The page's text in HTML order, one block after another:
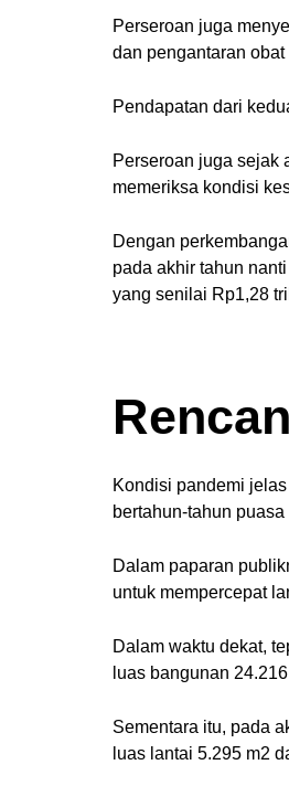
Perseroan juga
dan pengantaran
Pendapatan dari
Perseroan juga sejak
memeriksa kondisi
Dengan
pada akhir tahun
yang senilai Rp1,28
Kondisi pandemi
bertahun-tahun
Dalam paparan
untuk mempercepat
Dalam waktu dekat,
luas bangunan
Sementara itu, pada
luas lantai 5.295 m2